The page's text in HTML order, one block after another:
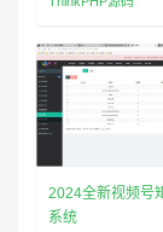
2024全新视频号
系统